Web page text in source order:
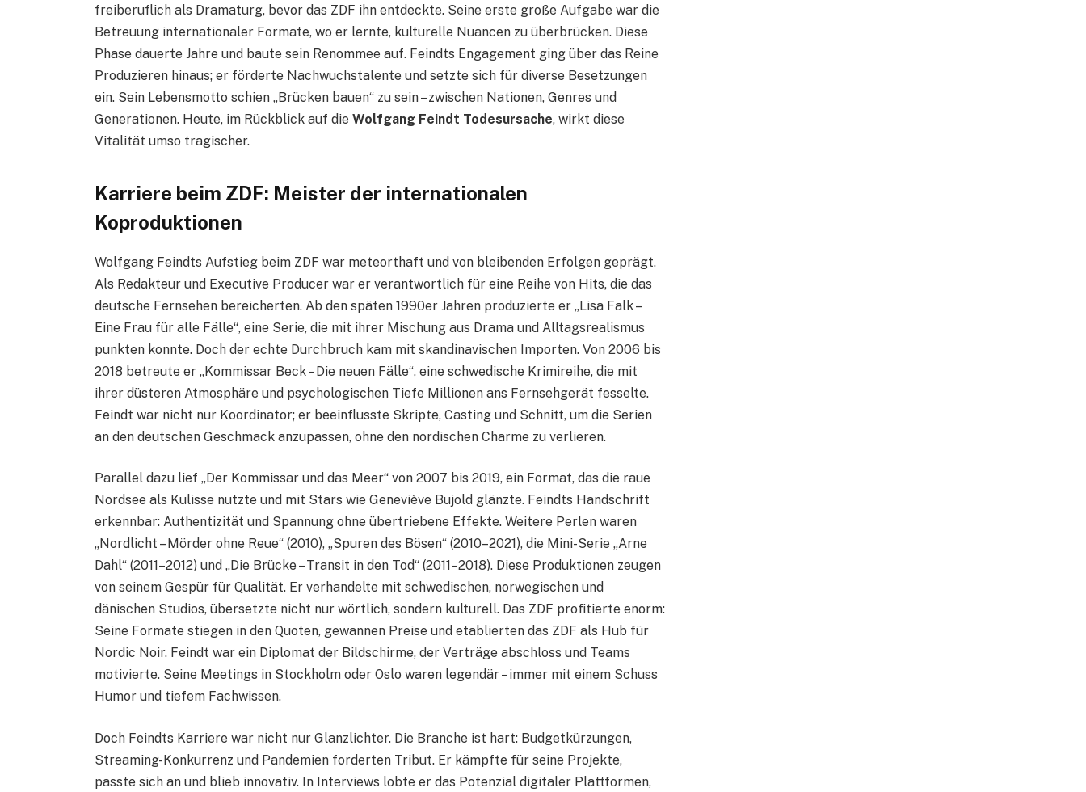
freiberuflich als Dramaturg, bevor das ZDF ihn entdeckte. Seine erste große Aufgabe war die
Betreuung internationaler Formate, wo er lernte, kulturelle Nuancen zu überbrücken. Diese
Phase dauerte Jahre und baute sein Renommee auf. Feindts Engagement ging über das Reine
Produzieren hinaus; er förderte Nachwuchstalente und setzte sich für diverse Besetzungen
ein. Sein Lebensmotto schien „Brücken bauen“ zu sein – zwischen Nationen, Genres und
Generationen. Heute, im Rückblick auf dieWolfgang Feindt Todesursache, wirkt diese
Vitalität umso tragischer.
Karriere beim ZDF: Meister der internationalen
Koproduktionen
Wolfgang Feindts Aufstieg beim ZDF war meteorthaft und von bleibenden Erfolgen geprägt.
Als Redakteur und Executive Producer war er verantwortlich für eine Reihe von Hits, die das
deutsche Fernsehen bereicherten. Ab den späten 1990er Jahren produzierte er „Lisa Falk –
Eine Frau für alle Fälle“, eine Serie, die mit ihrer Mischung aus Drama und Alltagsrealismus
punkten konnte. Doch der echte Durchbruch kam mit skandinavischen Importen. Von 2006 bis
2018 betreute er „Kommissar Beck – Die neuen Fälle“, eine schwedische Krimireihe, die mit
ihrer düsteren Atmosphäre und psychologischen Tiefe Millionen ans Fernsehgerät fesselte.
Feindt war nicht nur Koordinator; er beeinflusste Skripte, Casting und Schnitt, um die Serien
an den deutschen Geschmack anzupassen, ohne den nordischen Charme zu verlieren.
Parallel dazu lief „Der Kommissar und das Meer“ von 2007 bis 2019, ein Format, das die raue
Nordsee als Kulisse nutzte und mit Stars wie Geneviève Bujold glänzte. Feindts Handschrift
erkennbar: Authentizität und Spannung ohne übertriebene Effekte. Weitere Perlen waren
„Nordlicht – Mörder ohne Reue“ (2010), „Spuren des Bösen“ (2010–2021), die Mini-Serie „Arne
Dahl“ (2011–2012) und „Die Brücke – Transit in den Tod“ (2011–2018). Diese Produktionen zeugen
von seinem Gespür für Qualität. Er verhandelte mit schwedischen, norwegischen und
dänischen Studios, übersetzte nicht nur wörtlich, sondern kulturell. Das ZDF profitierte enorm:
Seine Formate stiegen in den Quoten, gewannen Preise und etablierten das ZDF als Hub für
Nordic Noir. Feindt war ein Diplomat der Bildschirme, der Verträge abschloss und Teams
motivierte. Seine Meetings in Stockholm oder Oslo waren legendär – immer mit einem Schuss
Humor und tiefem Fachwissen.
Doch Feindts Karriere war nicht nur Glanzlichter. Die Branche ist hart: Budgetkürzungen,
Streaming-Konkurrenz und Pandemien forderten Tribut. Er kämpfte für seine Projekte,
passte sich an und blieb innovativ. In Interviews lobte er das Potenzial digitaler Plattformen,